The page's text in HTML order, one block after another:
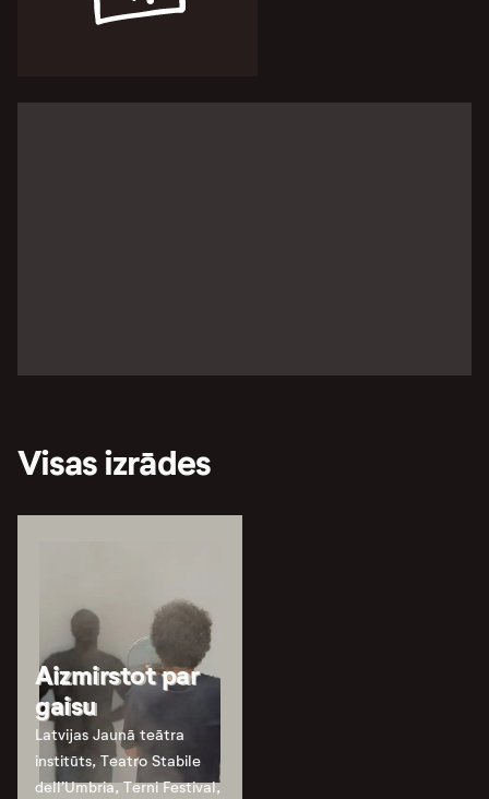
Visas izrādes
Aizmirstot par
gaisu
Latvijas Jaunā teātra
institūts, Teatro Stabile
dell’Umbria, Terni Festival,